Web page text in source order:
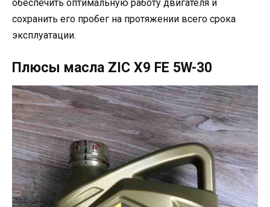
обеспечить оптимальную работу двигателя и
сохранить его пробег на протяжении всего срока
эксплуатации.
Плюсы масла ZIC X9 FE 5W-30